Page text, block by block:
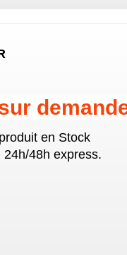
en Stock
24h/48h express.